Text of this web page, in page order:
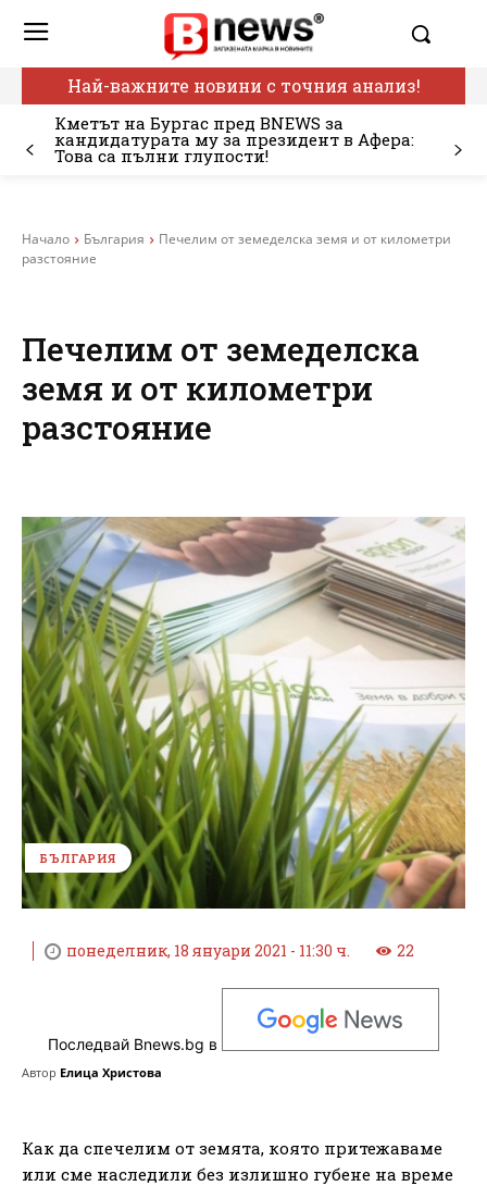
Най-важните новини с точния анализ!
Кметът на Бургас пред BNEWS за
кандидатурата му за президент в Афера:
Това са пълни глупости!
Начало България
Печелим от земеделска земя и от километри
разстояние
Печелим от земеделска
земя и от километри
разстояние
БЪЛГАРИЯ
понеделник, 18 януари 2021 - 11:30 ч. 22
Последвай Bnews.bg в
Автор Елица Христова
Как да спечелим от земята, която притежаваме
или сме наследили без излишно губене на време